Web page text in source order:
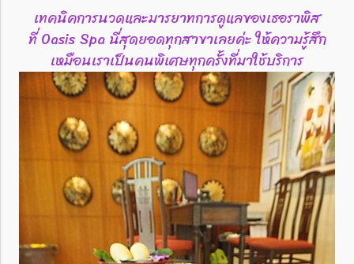
เทคนิคการนวดและมารยาทการดูแลของเธอราพิส
ที่ Oasis Spa นี่สุดยอดทุกสาขาเลยค่ะ ให้ความรู้สึก
เหมือนเราเป็นคนพิเศษทุกครั้งที่มาใช้บริการ